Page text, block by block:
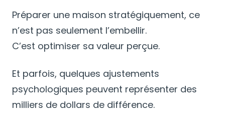
Préparer une maison stratégiquement, ce
n’est pas seulement l’embellir.
C’est optimiser sa valeur perçue.
Et parfois, quelques ajustements
psychologiques peuvent représenter des
milliers de dollars de différence.